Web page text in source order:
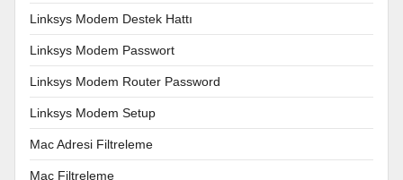
Linksys Modem Destek Hattı
Linksys Modem Passwort
Linksys Modem Router Password
Linksys Modem Setup
Mac Adresi Filtreleme
Mac Filtreleme